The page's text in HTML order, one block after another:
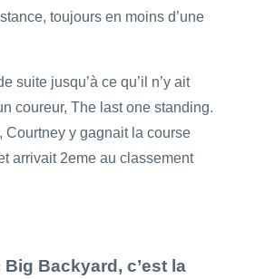
toujours en moins d’une
suite jusqu’à ce qu’il n’y ait
coureur, The last one standing.
Courtney y gagnait la course
arrivait 2eme au classement
Big Backyard, c’est la